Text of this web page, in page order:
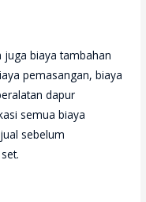
juga biaya tambahan
pemasangan, biaya
dapur
semua biaya
sebelum